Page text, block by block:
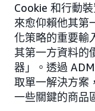
Cookie 和行動
來愈仰賴他其第
化策略的重要輸
其第一方資料的
器」。透過
取單一解決方案
一些關鍵的商品